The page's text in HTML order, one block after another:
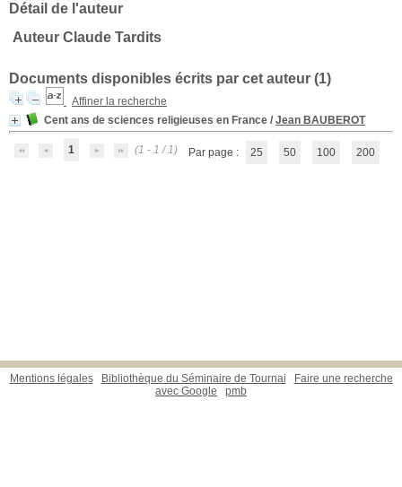
Détail de l'auteur
Auteur Claude Tardits
Documents disponibles écrits par cet auteur (1)
Affiner la recherche
Cent ans de sciences religieuses en France / Jean BAUBEROT
1 (1 - 1 / 1) Par page : 25 50 100 200
Mentions légales Bibliothèque du Séminaire de Tournai
Faire une recherche
avec Google
pmb